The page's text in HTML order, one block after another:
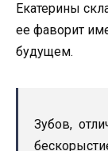
Екатерины
ее фаворит
будущем.
Зубов,